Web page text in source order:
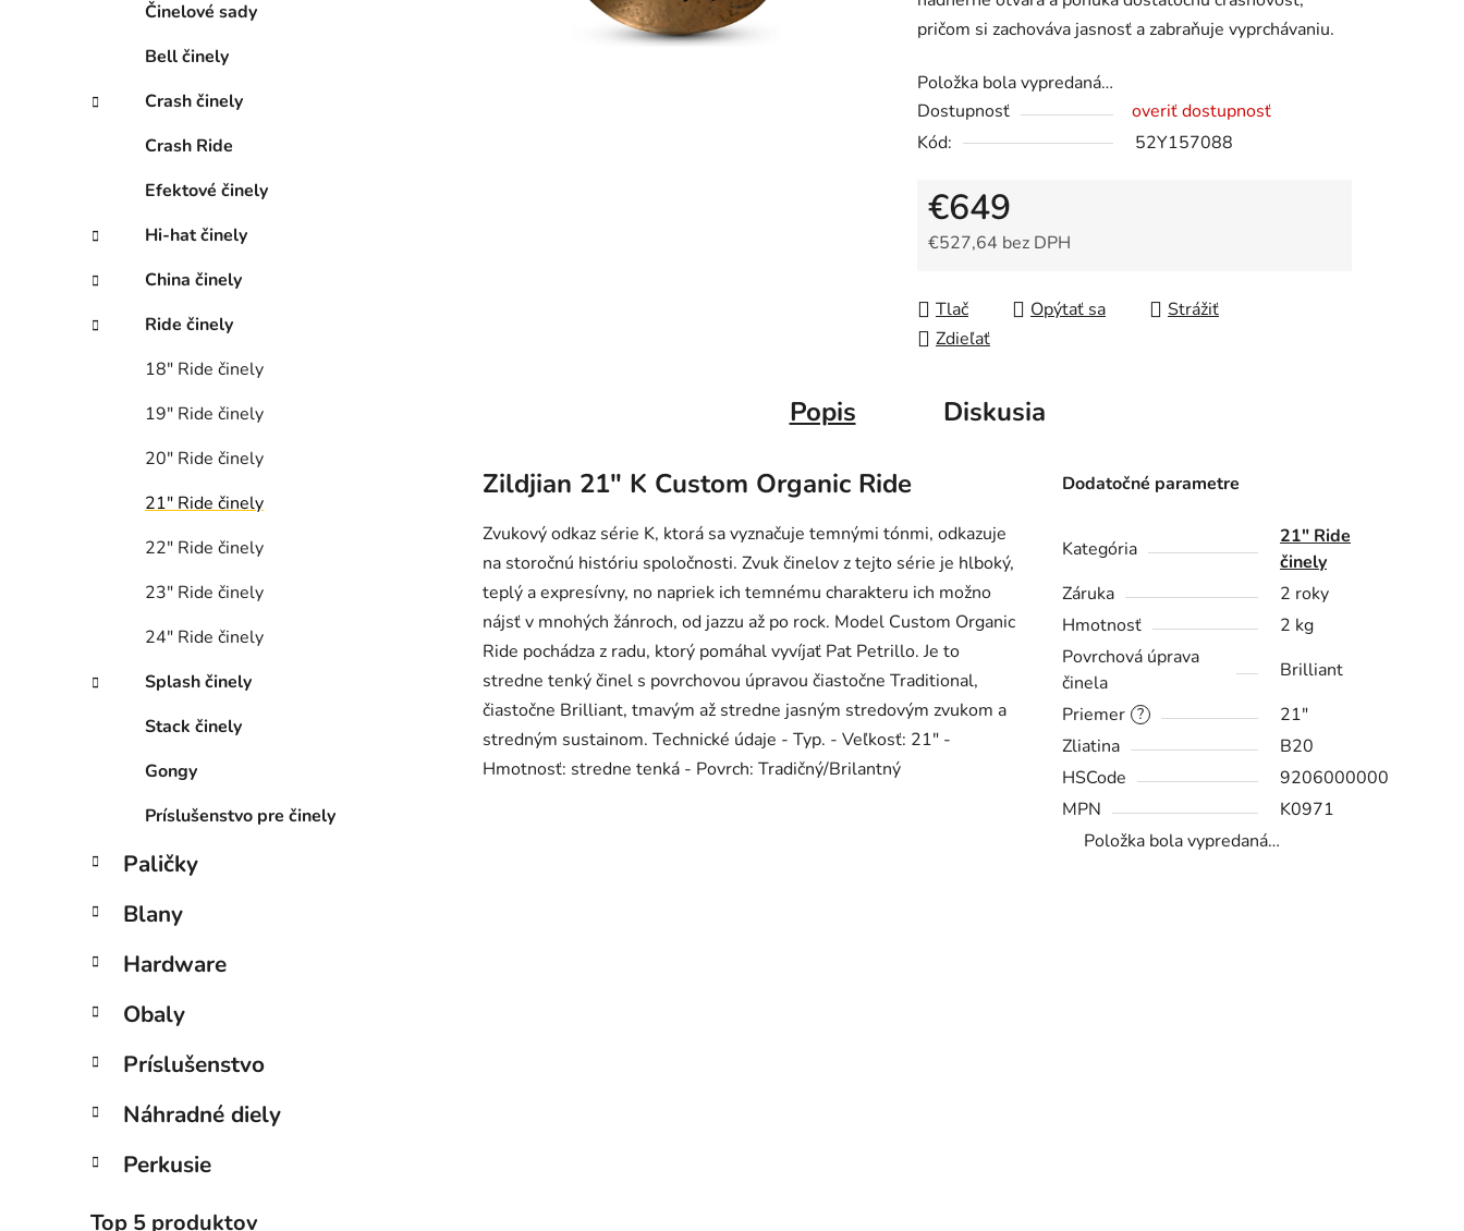
Činelové sady
Bell činely
Crash činely
Crash Ride
Efektové činely
Hi-hat činely
China činely
Ride činely
18″ Ride činely
19″ Ride činely
20″ Ride činely
21″ Ride činely
22″ Ride činely
23″ Ride činely
24″ Ride činely
Splash činely
Stack činely
Gongy
Príslušenstvo pre činely
Paličky
Blany
Hardware
Obaly
Príslušenstvo
Náhradné diely
Perkusie
Top 5 produktov
pričom si zachováva jasnosť a zabraňuje vyprchávaniu.
Položka bola vypredaná…
Dostupnosť
overiť dostupnosť
Kód:
52Y157088
€649
€527,64 bez DPH
Tlač
Opýtať sa
Strážiť
Zdieľať
Popis Diskusia
Zildjian 21" K Custom Organic Ride
Zvukový odkaz série K, ktorá sa vyznačuje temnými tónmi, odkazuje
na storočnú históriu spoločnosti. Zvuk činelov z tejto série je hlboký,
teplý a expresívny, no napriek ich temnému charakteru ich možno
nájsť v mnohých žánroch, od jazzu až po rock. Model Custom Organic
Ride pochádza z radu, ktorý pomáhal vyvíjať Pat Petrillo. Je to
stredne tenký činel s povrchovou úpravou čiastočne Traditional,
čiastočne Brilliant, tmavým až stredne jasným stredovým zvukom a
stredným sustainom. Technické údaje - Typ. - Veľkosť: 21" -
Hmotnosť: stredne tenká - Povrch: Tradičný/Brilantný
Dodatočné parametre
Kategória
21″ Ride
činely
Záruka
2 roky
Hmotnosť
2 kg
Povrchová úprava
činela
Brilliant
?
Priemer
21"
Zliatina
B20
HSCode
9206000000
MPN
K0971
Položka bola vypredaná…